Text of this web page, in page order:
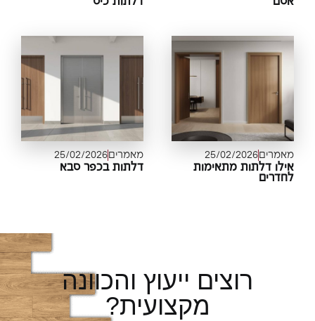
25/02/2026
דלתות מתאימות
מאמרים25/02/2026
דלתות בכפר סבא
רוצים ייעוץ והכוונה
מקצועית?